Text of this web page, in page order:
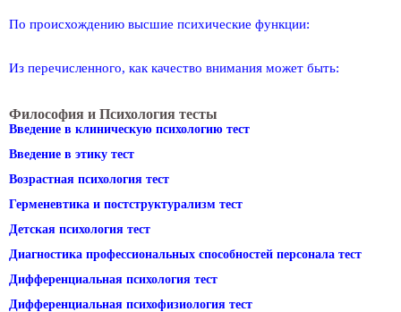
По происхождению высшие психические функции:
Из перечисленного, как качество внимания может быть:
Философия и Психология тесты
Введение в клиническую психологию тест
Введение в этику тест
Возрастная психология тест
Герменевтика и постструктурализм тест
Детская психология тест
Диагностика профессиональных способностей персонала тест
Дифференциальная психология тест
Дифференциальная психофизиология тест